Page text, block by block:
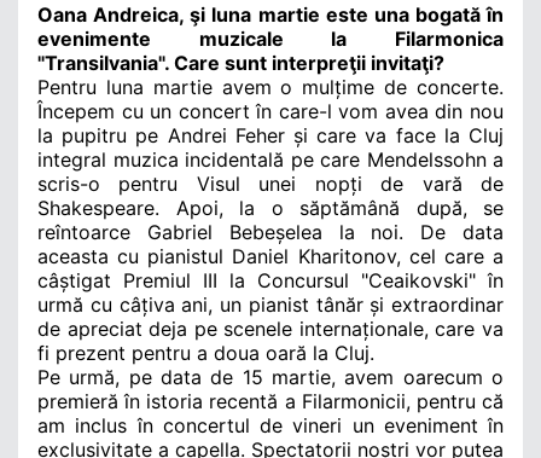
Oana Andreica, şi luna martie este una bogată în
evenimente muzicale la Filarmonica
"Transilvania". Care sunt interpreţii invitaţi?
Pentru luna martie avem o mulțime de concerte.
Începem cu un concert în care-l vom avea din nou
la pupitru pe Andrei Feher și care va face la Cluj
integral muzica incidentală pe care Mendelssohn a
scris-o pentru Visul unei nopți de vară de
Shakespeare. Apoi, la o săptămână după, se
reîntoarce Gabriel Bebeșelea la noi. De data
aceasta cu pianistul Daniel Kharitonov, cel care a
câștigat Premiul III la Concursul "Ceaikovski" în
urmă cu câțiva ani, un pianist tânăr și extraordinar
de apreciat deja pe scenele internaționale, care va
fi prezent pentru a doua oară la Cluj.
Pe urmă, pe data de 15 martie, avem oarecum o
premieră în istoria recentă a Filarmonicii, pentru că
am inclus în concertul de vineri un eveniment în
exclusivitate a capella. Spectatorii noștri vor putea